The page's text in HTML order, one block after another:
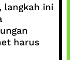
langkah ini
harus